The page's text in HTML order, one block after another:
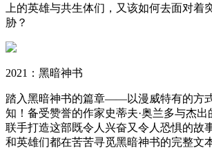
上的英雄与共生体们，又该如何去面对着
胁？
2021：黑暗神书
踏入黑暗神书的篇章——以漫威特有的方
知！备受赞誉的作家史蒂夫·奥兰多与杰出
联手打造这部既令人兴奋又令人恐惧的故
和英雄们都在苦苦寻觅黑暗神书的完整